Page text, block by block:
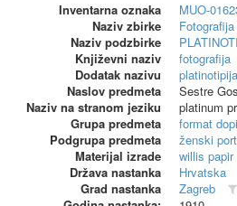
Inventarna oznaka
MUO-
Naziv zbirke
Naziv podzbirke
Književni naziv
fotografija
Dodatak nazivu
platinotipija
Naslov predmeta
Sestre
Naziv na stranom jeziku
platinum
Grupa predmeta
format
Podgrupa predmeta
ženski
Materijal izrade
willis papir
Država nastanka
Hrvatska
Grad nastanka
Zagreb